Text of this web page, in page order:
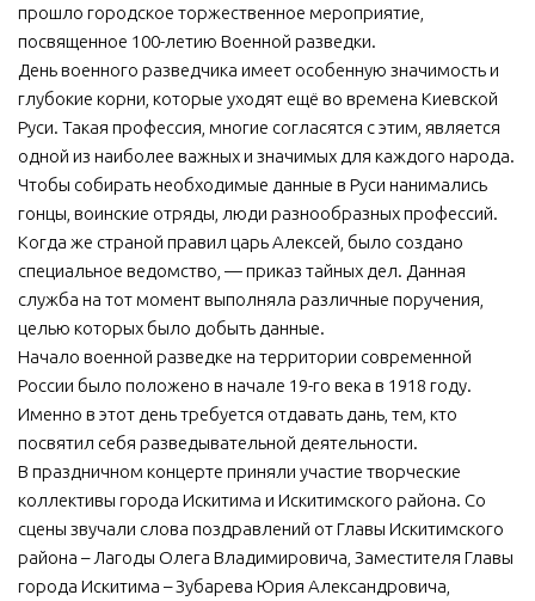
Учредительные документы
Правовая база
Противодействие коррупции
Учреждения культуры
МБУ Дом культуры «Молодость»
МБУ Дом культуры «Октябрь»
МБОУ ДО «Детская школа искусств»
МБУК «Искитимский городской историко-художественный
музей»
МБУ Парк культуры и отдыха им. И.В. Коротеева
ДК «Россия»
Афиша
прошло городское торжественное мероприятие,
посвященное 100-летию Военной разведки.
День военного разведчика имеет особенную значимость и
глубокие корни, которые уходят ещё во времена Киевской
Руси. Такая профессия, многие согласятся с этим, является
одной из наиболее важных и значимых для каждого народа.
Чтобы собирать необходимые данные в Руси нанимались
гонцы, воинские отряды, люди разнообразных профессий.
Когда же страной правил царь Алексей, было создано
специальное ведомство, — приказ тайных дел. Данная
служба на тот момент выполняла различные поручения,
целью которых было добыть данные.
Начало военной разведке на территории современной
России было положено в начале 19-го века в 1918 году.
Именно в этот день требуется отдавать дань, тем, кто
посвятил себя разведывательной деятельности.
В праздничном концерте приняли участие творческие
коллективы города Искитима и Искитимского района. Со
сцены звучали слова поздравлений от Главы Искитимского
района – Лагоды Олега Владимировича, Заместителя Главы
города Искитима – Зубарева Юрия Александровича,